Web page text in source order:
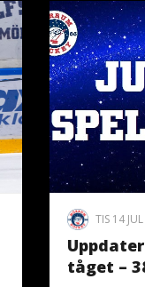
TIS 14
tåget –